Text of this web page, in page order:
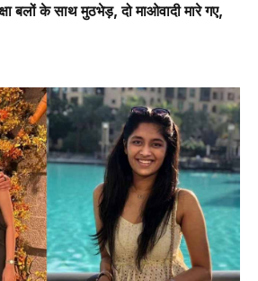
बलों के साथ मुठभेड़, दो माओवादी मारे गए,